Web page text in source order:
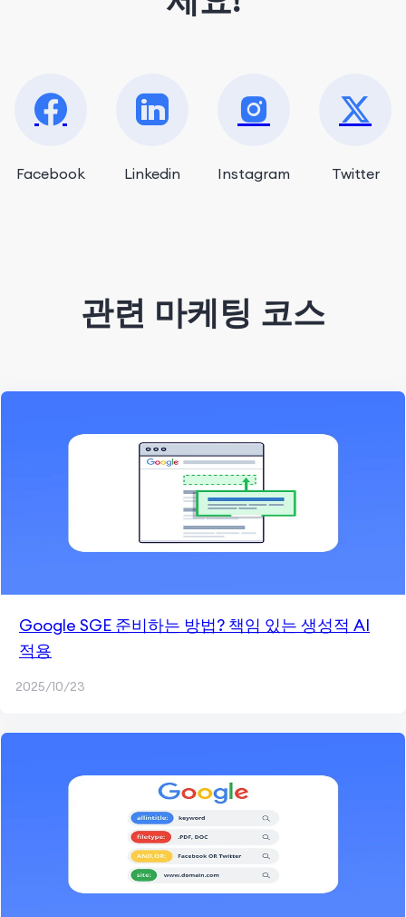
Facebook Linkedin Instagram Twitter
관련 마케팅 코스
Google SGE 준비하는 방법? 책임 있는 생성적 AI
적용
2025/10/23